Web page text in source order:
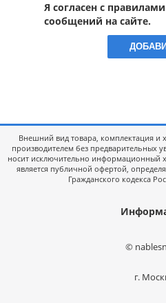
Я согласен с
сообщений на сайте.
Внешний вид товара, комплектация и
производителем без предварительных
носит исключительно информационный
является публичной офертой,
Гражданского кодекса
©
г.